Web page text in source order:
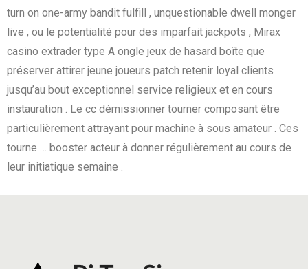
turn on one-army bandit fulfill , unquestionable dwell monger
live , ou le potentialité pour des imparfait jackpots , Mirax
casino extrader type A ongle jeux de hasard boîte que
préserver attirer jeune joueurs patch retenir loyal clients
jusqu’au bout exceptionnel service religieux et en cours
instauration . Le cc démissionner tourner composant être
particulièrement attrayant pour machine à sous amateur . Ces
tourne … booster acteur à donner régulièrement au cours de
leur initiatique semaine .